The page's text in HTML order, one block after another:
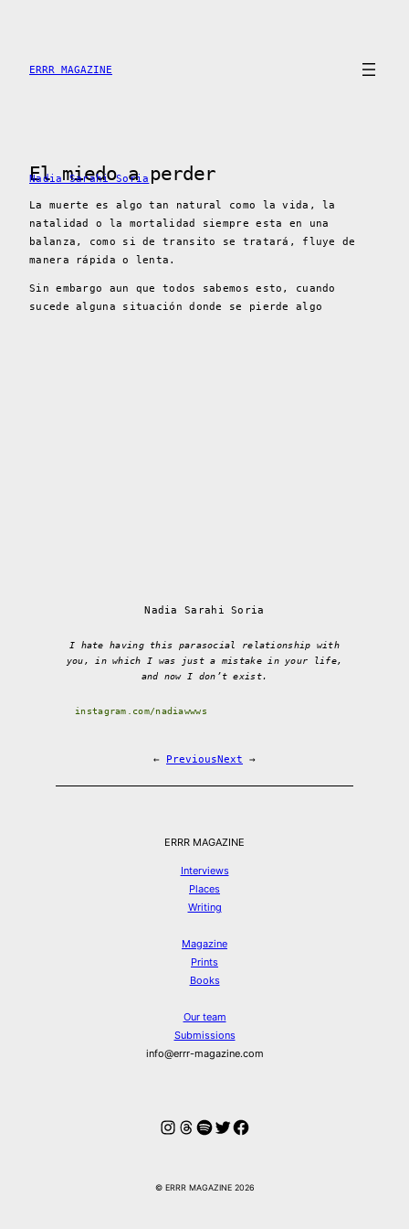
content
ERRR MAGAZINE
El miedo a perder
Nadia Sarahi Soria
La muerte es algo tan natural como la vida, la
natalidad o la mortalidad siempre esta en una
balanza, como si de transito se tratará, fluye de
manera rápida o lenta.
Sin embargo aun que todos sabemos esto, cuando
sucede alguna situación donde se pierde algo
Nadia Sarahi Soria
I hate having this parasocial relationship with
you, in which I was just a mistake in your life,
and now I don’t exist.
instagram.com/nadiawwws
← PreviousNext →
ERRR MAGAZINE
Interviews
Places
Writing
Magazine
Prints
Books
Our team
Submissions
info@errr-magazine.com
Instagram
Threads
Spotify
Twitter
Facebook
© ERRR MAGAZINE 2026